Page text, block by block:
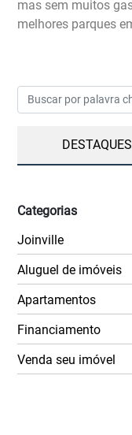
mas sem muitos
melhores parques
DESTAQUES
Categorias
Joinville
Aluguel de imóveis
Apartamentos
Financiamento
Venda seu imóvel